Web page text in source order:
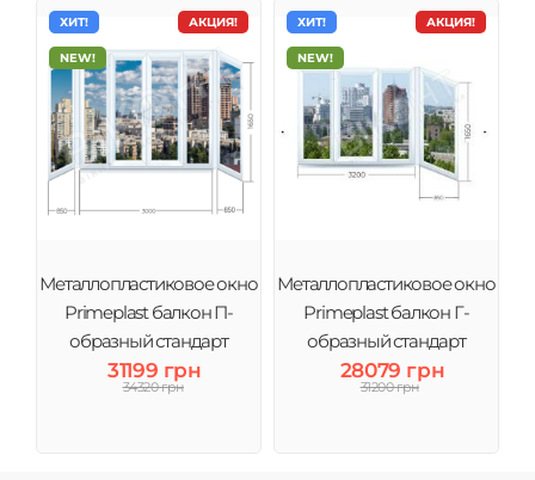
АКЦИЯ!
ХИТ!
NEW!
Металлопластиковое окно
Primeplast балкон П-
образный стандарт
31199 грн
34320 грн
АКЦИЯ!
ХИТ!
NEW!
Металлопластиковое окно
Primeplast балкон Г-
образный стандарт
большой
28079 грн
31200 грн